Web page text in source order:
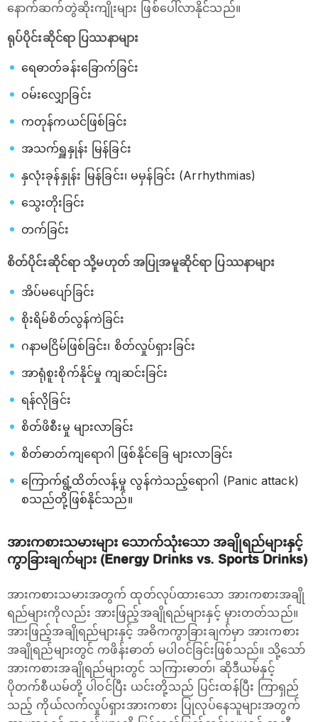
နောက်ဆက်တွဲဆိုးကျိုးများ ဖြစ်ပေါ်လာနိုင်သည်။
ရုပ်ပိုင်းဆိုင်ရာ ပြဿနာများ
ရေဓာတ်ခန်းခြောက်ခြင်း
ဝမ်းလျှောခြင်း
ကတုန်ကယင်ဖြစ်ခြင်း
အသက်ရှူနှုန်း မြန်ခြင်း
နှလုံးခုန်နှုန်း မြန်ခြင်း၊ မမှန်ခြင်း (Arrhythmias)
သွေးတိုးခြင်း
တက်ခြင်း
စိတ်ပိုင်းဆိုင်ရာ သို့မဟုတ် အပြုအမူဆိုင်ရာ ပြဿနာများ
အိပ်မပျော်ခြင်း
စိုးရိမ်စိတ်လွန်ကဲခြင်း
ဂနာမငြိမ်ဖြစ်ခြင်း၊ စိတ်လှုပ်ရှားခြင်း
အာရုံစူးစိုက်နိုင်မှု ကျဆင်းခြင်း
ရန်လိုခြင်း
စိတ်ဖိစီးမှု များလာခြင်း
စိတ်ဓာတ်ကျရောဂါ ဖြစ်နိုင်ခြေ များလာခြင်း
ကြောက်ရွံ့ထိတ်လန့်မှု လွန်ကဲသည့်ရောဂါ (Panic attack)
စသည်တို့ဖြစ်နိုင်သည်။
အားကစားသမားများ သောက်သုံးသော အချိုရည်များနှင့်
ကွာခြားချက်များ (Energy Drinks vs. Sports Drinks)
အားကစားသမားအတွက် ထုတ်လုပ်ထားသော အားကစားအချို
ရည်များကိုလည်း အားဖြည့်အချိုရည်များနှင့် မှားတတ်သည်။
အားဖြည့်အချိုရည်များနှင့် အဓိကကွာခြားချက်မှာ အားကစား
အချိုရည်များတွင် ကဖိန်းဓာတ် မပါဝင်ခြင်းဖြစ်သည်။ သို့သော်
အားကစားအချိုရည်များတွင် သကြားဓာတ်၊ ဆိုဒီယမ်နှင့်
ပိုတက်စီယမ်တို့ ပါဝင်ပြီး ယင်းတို့သည် ပြင်းထန်ပြီး ကြာရှည်
သည့် ကိုယ်လက်လှုပ်ရှားအားကစား ပြုလုပ်နေသူများအတွက်